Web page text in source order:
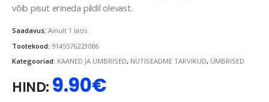
võib pisut erineda pildil olevast.
Saadavus: Ainult 1 laos
Tootekood: 9145576223086
Kategooriad: KAANED JA ÜMBRISED, NUTISEADME TARVIKUD, ÜMBRISED
HIND: 9.90€